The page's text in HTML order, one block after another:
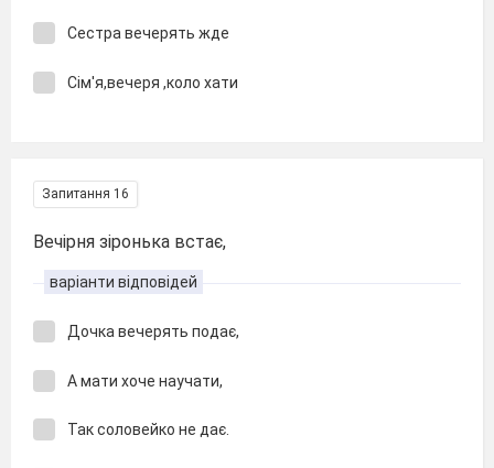
Сестра вечерять жде
Сім'я,вечеря ,коло хати
Запитання 16
Вечірня зіронька встає,
варіанти відповідей
Дочка вечерять подає,
А мати хоче научати,
Так соловейко не дає.